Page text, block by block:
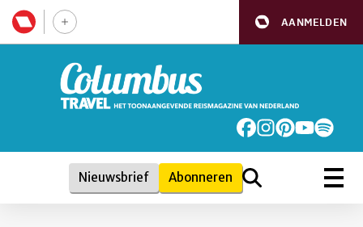
AANMELDEN
Nieuwsbrief Abonneren